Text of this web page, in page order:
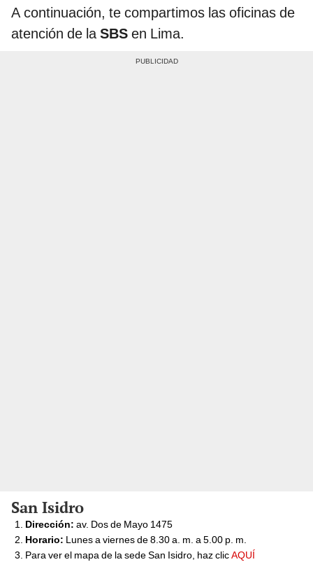
A continuación, te compartimos las oficinas de
atención de laSBS en Lima.
San Isidro
Dirección: av. Dos de Mayo 1475
Horario: Lunes a viernes de 8.30 a. m. a 5.00 p. m.
Para ver el mapa de la sede San Isidro, haz clicAQUÍ